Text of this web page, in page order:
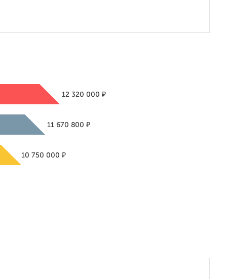
12 320 000₽
11 670 800₽
10 750 000 ₽